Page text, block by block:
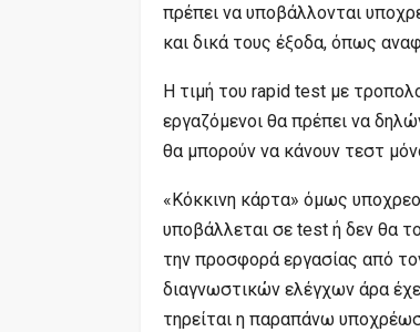
πρέπει να υποβάλλονται
και δικά τους έξοδα, όπως
Η τιμή του rapid test με
εργαζόμενοι θα πρέπει να
θα μπορούν να κάνουν τεστ
«Κόκκινη κάρτα» όμως
υποβάλλεται σε test ή δεν θα
την προσφορά εργασίας από
διαγνωστικών ελέγχων άρα
τηρείται η παραπάνω